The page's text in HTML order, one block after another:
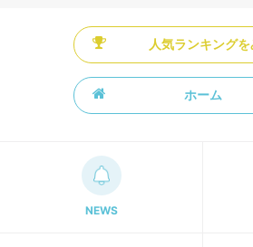
人気ランキングを
ホーム
NEWS